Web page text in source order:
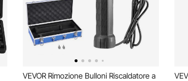
VEVOR Rimozione Bulloni Riscaldatore a